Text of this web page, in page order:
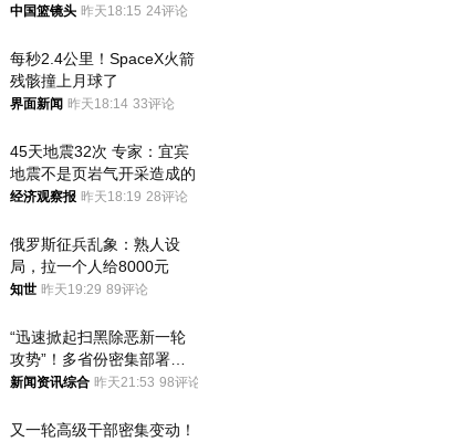
普森
中国篮镜头 昨天18:15 24评论
每秒2.4公里！SpaceX火箭
残骸撞上月球了
界面新闻 昨天18:14 33评论
45天地震32次 专家：宜宾
地震不是页岩气开采造成的
经济观察报 昨天18:19 28评论
俄罗斯征兵乱象：熟人设
局，拉一个人给8000元
知世 昨天19:29 89评论
“迅速掀起扫黑除恶新一轮
攻势”！多省份密集部署，
公布举报方式
新闻资讯综合 昨天21:53 98评论
又一轮高级干部密集变动！